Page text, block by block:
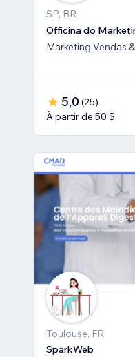
SP, BR
Officina do
Marketing Vendas
5,0 (25)
À partir de 50 $
Toulouse, FR
SparkWeb